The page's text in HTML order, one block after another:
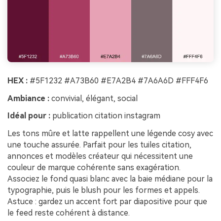
HEX : #5F1232 #A73B60 #E7A2B4 #7A6A6D #FFF4F6
Ambiance : convivial, élégant, social
Idéal pour : publication citation instagram
Les tons mûre et latte rappellent une légende cosy avec
une touche assurée. Parfait pour les tuiles citation,
annonces et modèles créateur qui nécessitent une
couleur de marque cohérente sans exagération.
Associez le fond quasi blanc avec la baie médiane pour la
typographie, puis le blush pour les formes et appels.
Astuce : gardez un accent fort par diapositive pour que
le feed reste cohérent à distance.